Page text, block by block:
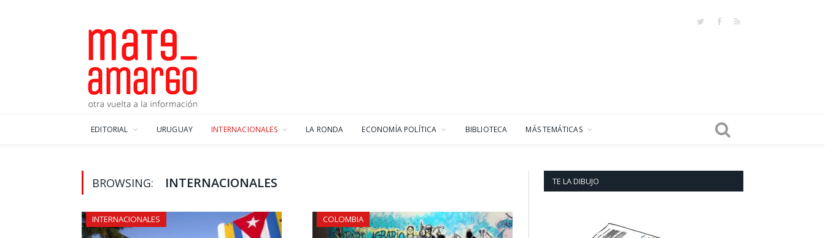
TwitterFacebook
RSS
EDITORIAL URUGUAY INTERNACIONALES LA RONDA ECONOMÍA POLÍTICA BIBLIOTECA MÁS TEMÁTICAS
BROWSING: INTERNACIONALES
INTERNACIONALES COLOMBIA
TE LA DIBUJO